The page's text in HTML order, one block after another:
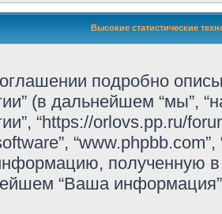
Высокие статистические
подробно
(в дальнейшем “мы”,
“https://orlovs.pp.ru/
полученную в
“Ваша